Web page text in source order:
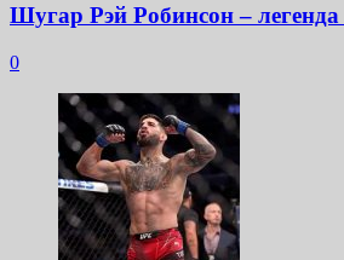
Шугар Рэй Робинсон – легенда
0